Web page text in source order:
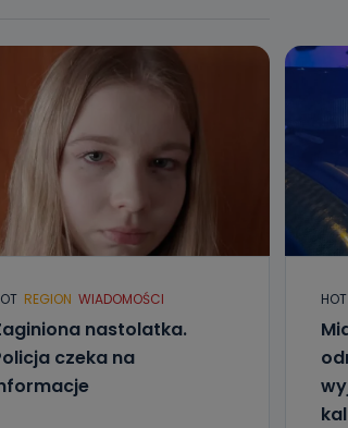
REGION WIADOMOŚCI
nastolatka.
czeka na
HOT